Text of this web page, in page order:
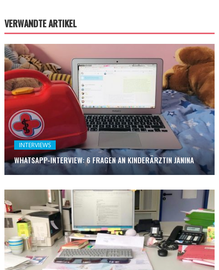
VERWANDTE ARTIKEL
INTERVIEWS
WHATSAPP-INTERVIEW: 6 FRAGEN AN KINDERÄRZTIN JANINA